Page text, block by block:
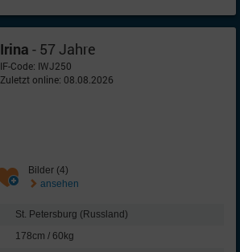
Irina - 57 Jahre
IF-Code: IWJ250
Zuletzt online: 08.08.2026
Bilder (4)
ansehen
St. Petersburg (Russland)
178cm / 60kg